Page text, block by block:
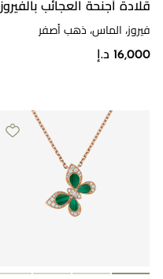
قلادة أجنحة العجائب بالفيروز
فيروز، الماس، ذهب أصفر
16,000 د.إ